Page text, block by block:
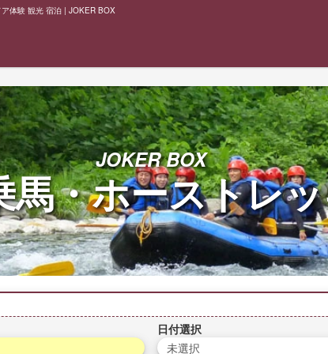
体験 観光 宿泊 | JOKER BOX
JOKER BOX
馬・ホーストレ
日付選択
未選択